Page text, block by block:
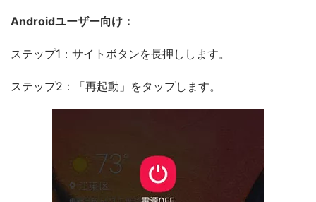
Androidユーザー向け：
ステップ1：サイトボタンを長押しします。
ステップ2：「再起動」をタップします。